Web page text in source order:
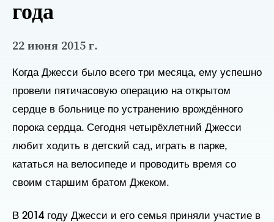
года
22 июня 2015 г.
Когда Джесси было всего три месяца, ему успешно
провели пятичасовую операцию на открытом
сердце в больнице по устранению врождённого
порока сердца. Сегодня четырёхлетний Джесси
любит ходить в детский сад, играть в парке,
кататься на велосипеде и проводить время со
своим старшим братом Джеком.
В 2014 году Джесси и его семья приняли участие в